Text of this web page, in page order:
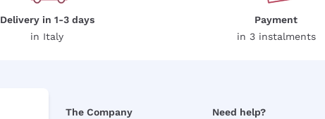
Delivery in 1-3 days
in Italy
Payment
in 3 instalments
The Company Need help?